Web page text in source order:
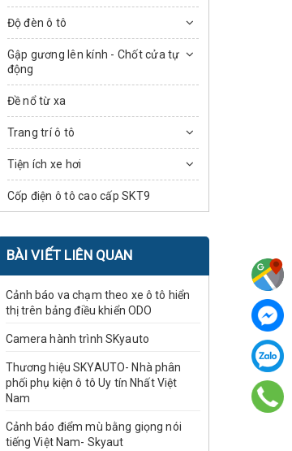
Độ đèn ô tô
Gập gương lên kính - Chốt cửa tự
động
Đề nổ từ xa
Trang trí ô tô
Tiện ích xe hơi
Cốp điện ô tô cao cấp SKT9
BÀI VIẾT LIÊN QUAN
Cảnh báo va chạm theo xe ô tô hiển
thị trên bảng điều khiển ODO
Camera hành trình SKyauto
Thương hiệu SKYAUTO- Nhà phân
phối phụ kiện ô tô Uy tín Nhất Việt
Nam
Cảnh báo điểm mù bằng giọng nói
tiếng Việt Nam- Skyaut